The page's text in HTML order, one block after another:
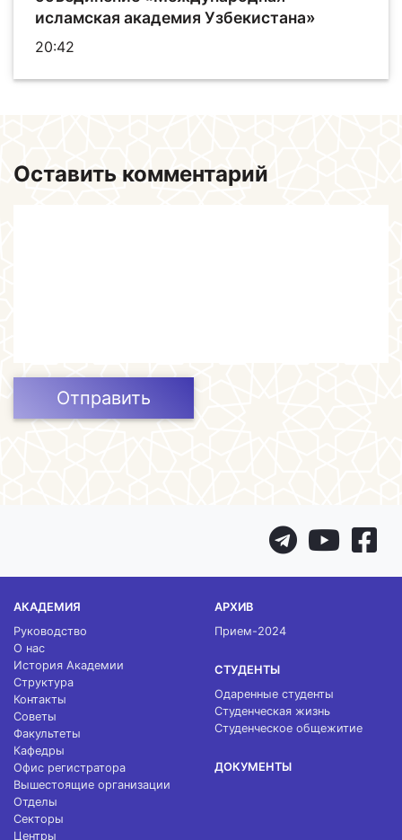
исламская академия Узбекистана»
20:42
Оставить комментарий
Отправить
АКАДЕМИЯ
Руководство
О нас
История Академии
Структура
Контакты
Советы
Факультеты
Кафедры
Офис регистратора
Вышестоящие организации
Отделы
Секторы
Центры
АРХИВ
Прием-2024
СТУДЕНТЫ
Одаренные студенты
Студенческая жизнь
Студенческое общежитие
ДОКУМЕНТЫ